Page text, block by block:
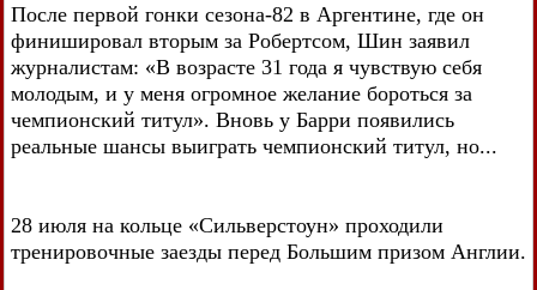
После первой гонки сезона-82 в Аргентине, где он
финишировал вторым за Робертсом, Шин заявил
журналистам: «В возрасте 31 года я чувствую себя
молодым, и у меня огромное желание бороться за
чемпионский титул». Вновь у Барри появились
реальные шансы выиграть чемпионский титул, но...
28 июля на кольце «Сильверстоун» проходили
тренировочные заезды перед Большим призом Англии.